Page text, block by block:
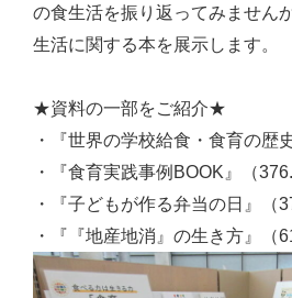
の食生活を振り返ってみません
生活に関する本を展示します。
★資料の一部をご紹介★
・『世界の学校給食・食育の歴
・『食育実践事例BOOK』（
・『子どもが作る弁当の日』（
・『『地産地消』の生き方』（